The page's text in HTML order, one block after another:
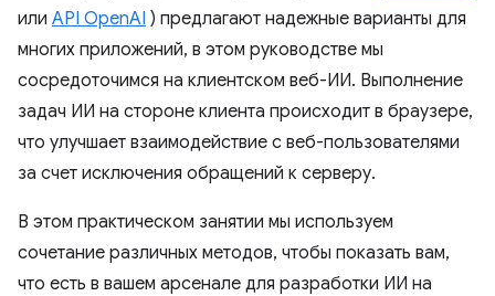
или API OpenAI ) предлагают надежные варианты для
многих приложений, в этом руководстве мы
сосредоточимся на клиентском веб-ИИ. Выполнение
задач ИИ на стороне клиента происходит в браузере,
что улучшает взаимодействие с веб-пользователями
за счет исключения обращений к серверу.
В этом практическом занятии мы используем
сочетание различных методов, чтобы показать вам,
что есть в вашем арсенале для разработки ИИ на